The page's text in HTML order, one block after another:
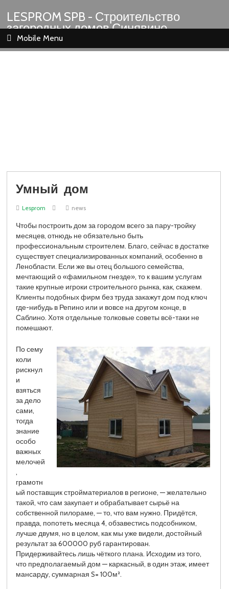
LESPROM SPB - Строительство
загородных домов Синявино
Шлиссельбург Кировск Назия
Mobile Menu
Умный дом
Lesprom news
Чтобы построить дом за городом всего за пару-тройку
месяцев, отнюдь не обязательно быть
профессиональным строителем. Благо, сейчас в достатке
существует специализированных компаний, особенно в
Ленобласти. Если же вы отец большого семейства,
мечтающий о «фамильном гнезде», то к вашим услугам
такие крупные игроки строительного рынка, как, скажем.
Клиенты подобных фирм без труда закажут дом под ключ
где-нибудь в Репино или и вовсе на другом конце, в
Саблино. Хотя отдельные толковые советы всё-таки не
помешают.
По сему
коли
рискнул
и
взяться
за дело
сами,
тогда
знание
особо
важных
мелочей
,
грамотн
ый поставщик стройматериалов в регионе, — желательно
такой, что сам закупает и обрабатывает сырьё на
собственной пилораме, — то, что вам нужно. Придётся,
правда, попотеть месяца 4, обзавестись подсобником,
лучше двумя, но в целом, как мы уже видели, достойный
результат за 600000 руб гарантирован.
Придерживайтесь лишь чёткого плана. Исходим из того,
что предполагаемый дом — каркасный, в один этаж, имеет
мансарду, суммарная S= 100м².